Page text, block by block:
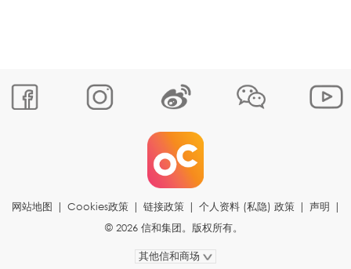
网站地图 Cookies政策 链接政策 个人资料 (私隐) 政策 声明
© 2026 信和集团。版权所有。
其他信和商场